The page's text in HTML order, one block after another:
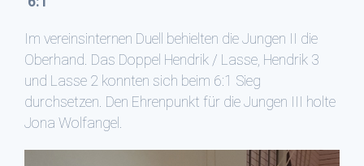
Im vereinsinternen Duell behielten die Jungen II die
Oberhand. Das Doppel Hendrik / Lasse, Hendrik 3
und Lasse 2 konnten sich beim 6:1 Sieg
durchsetzen. Den Ehrenpunkt für die Jungen III holte
Jona Wolfangel.